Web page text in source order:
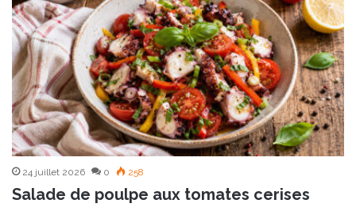
24 juillet 2026 0 258
Salade de poulpe aux tomates cerises